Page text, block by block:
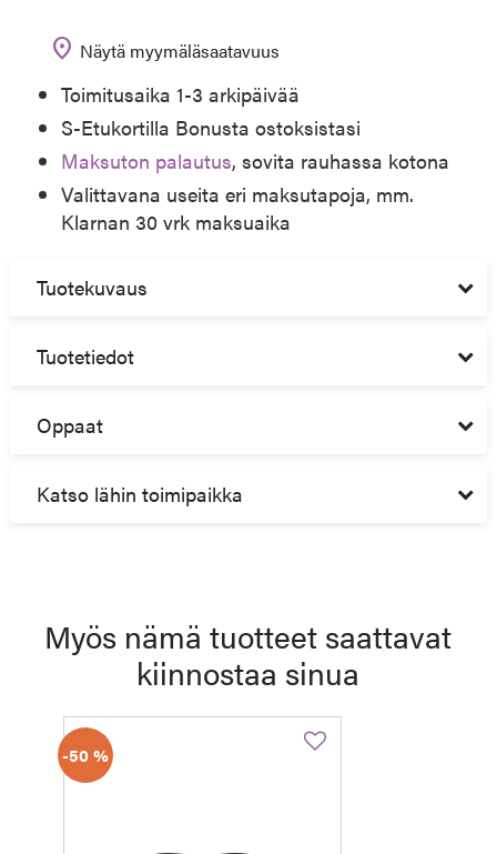
location_on Näytä myymäläsaatavuus
Toimitusaika 1-3 arkipäivää
S-Etukortilla Bonusta ostoksistasi
Maksuton palautus, sovita rauhassa kotona
Valittavana useita eri maksutapoja, mm.
Klarnan 30 vrk maksuaika
Tuotekuvaus
Tuotetiedot
Oppaat
Katso lähin toimipaikka
Myös nämä tuotteet saattavat
kiinnostaa sinua
-50 %